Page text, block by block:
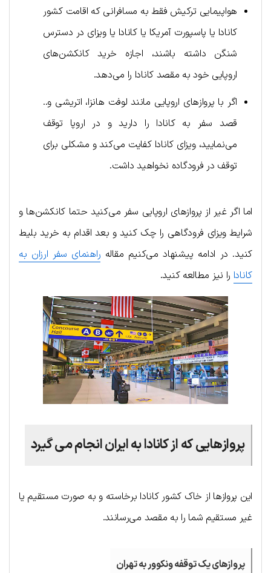
هواپیمایی ترکیش فقط به مسافرانی که اقامت کشور
کانادا یا پاسپورت آمریکا یا کانادا یا ویزای در دسترس
شنگن داشته باشند، اجازه خرید کانکشن‌های
اروپایی خود به مقصد کانادا را می‌دهد.
اگر با پروازهای اروپایی مانند لوفت هانزا، اتریشی و..
قصد سفر به کانادا را دارید و در اروپا توقف
می‌نمایید، ویزای کانادا کفایت می‌کند و مشکلی برای
توقف در فرودگاده نخواهید داشت.
اما اگر غیر از پروازهای اروپایی سفر می‌کنید حتما کانکشن‌ها و
شرایط ویزای فرودگاهی را چک کنید و بعد اقدام به خرید بلیط
کنید. در ادامه پیشنهاد می‌کنیم مقاله راهنمای سفر ارزان به
کانادا را نیز مطالعه کنید.
پروازهایی که از کانادا به ایران انجام می گیرد
این پروازها از خاک کشور کانادا برخاسته و به صورت مستقیم یا
غیر مستقیم شما را به مقصد می‌رسانند.
پروازهای یک توقفه ونکوور به تهران